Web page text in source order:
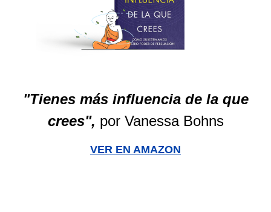
"Tienes más influencia de la que
crees", por Vanessa Bohns
VER EN AMAZON